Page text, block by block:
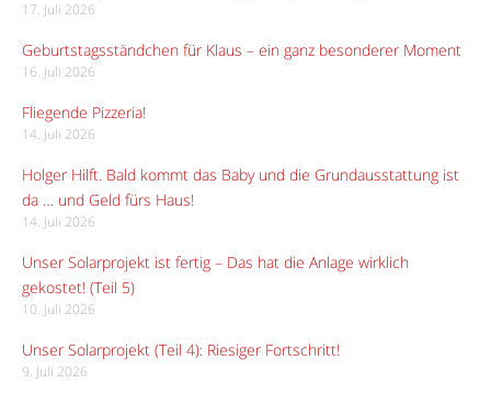
17. Juli 2026
Geburtstagsständchen für Klaus – ein ganz besonderer Moment
16. Juli 2026
Fliegende Pizzeria!
14. Juli 2026
Holger Hilft. Bald kommt das Baby und die Grundausstattung ist
da … und Geld fürs Haus!
14. Juli 2026
Unser Solarprojekt ist fertig – Das hat die Anlage wirklich
gekostet! (Teil 5)
10. Juli 2026
Unser Solarprojekt (Teil 4): Riesiger Fortschritt!
9. Juli 2026